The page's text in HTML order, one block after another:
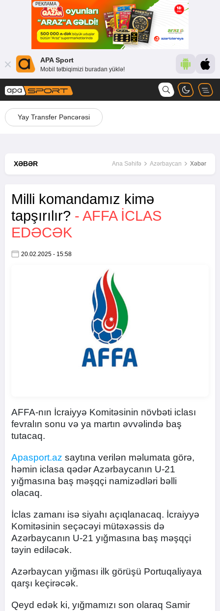
APA Sport
Mobil tətbiqimizi buradan yüklə!
Yay Transfer Pəncərəsi
XƏBƏR Ana Səhifə Azərbaycan Xəbər
Milli komandamız kimə
tapşırılır? - AFFA ICLAS
EDƏCƏK
20.02.2025 - 15:58
AFFA-nın İcraiyyə Komitəsinin növbəti iclası
fevralın sonu və ya martın əvvəlində baş
tutacaq.
Apasport.az saytına verilən məlumata görə,
həmin iclasa qədər Azərbaycanın U-21
yığmasına baş məşqçi namizədləri bəlli
olacaq.
İclas zamanı isə siyahı açıqlanacaq. İcraiyyə
Komitəsinin seçəcəyi mütəxəssis də
Azərbaycanın U-21 yığmasına baş məşqçi
təyin ediləcək.
Azərbaycan yığması ilk görüşü Portuqaliyaya
qarşı keçirəcək.
Qeyd edək ki, yığmamızı son olaraq Samir